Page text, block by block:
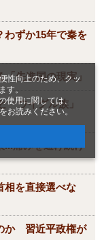
性向上のため、クッ
す。
使用に関しては、
お読みください。
わずか15年で秦を
先進国の現実」
「ウイグル族」
...痛みを避け続け
相を直接選べな
か 習近平政権が